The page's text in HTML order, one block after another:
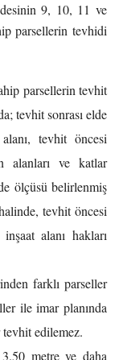
9, 10, 11 ve
parsellerin tevhidi
parsellerin tevhit
tevhit sonrası elde
tevhit öncesi
alanları ve katlar
ölçüsü belirlenmiş
tevhit öncesi
alanı hakları
farklı parseller
ile imar planında
edilemez.
metre ve daha